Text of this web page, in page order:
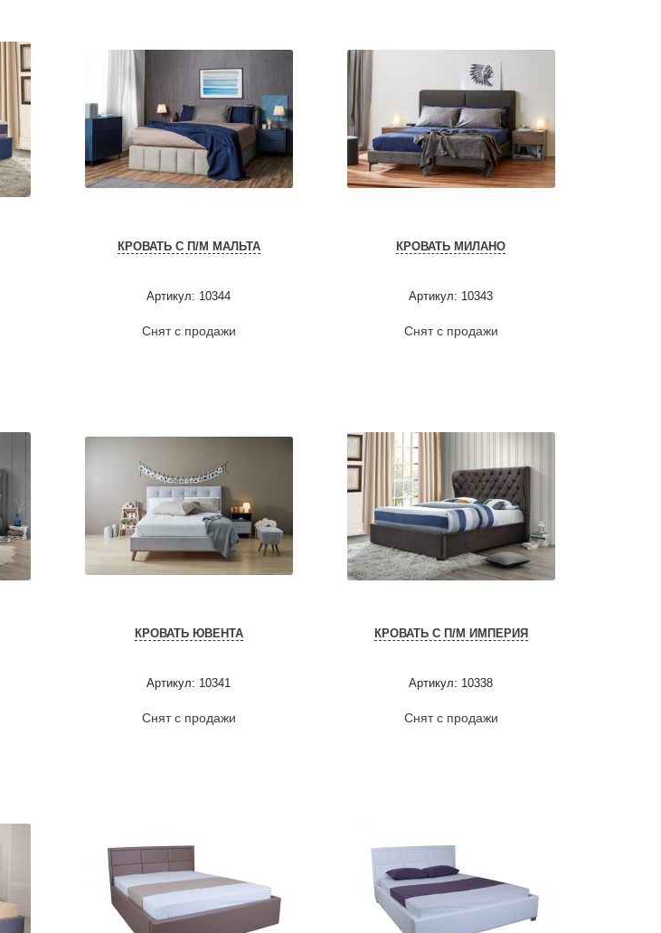
КРОВАТЬ С П/М МАЛЬТА
Артикул: 10344
Снят с продажи
КРОВАТЬ МИЛАНО
Артикул: 10343
Снят с продажи
КРОВАТЬ ЮВЕНТА
Артикул: 10341
Снят с продажи
КРОВАТЬ С П/М ИМПЕРИЯ
Артикул: 10338
Снят с продажи